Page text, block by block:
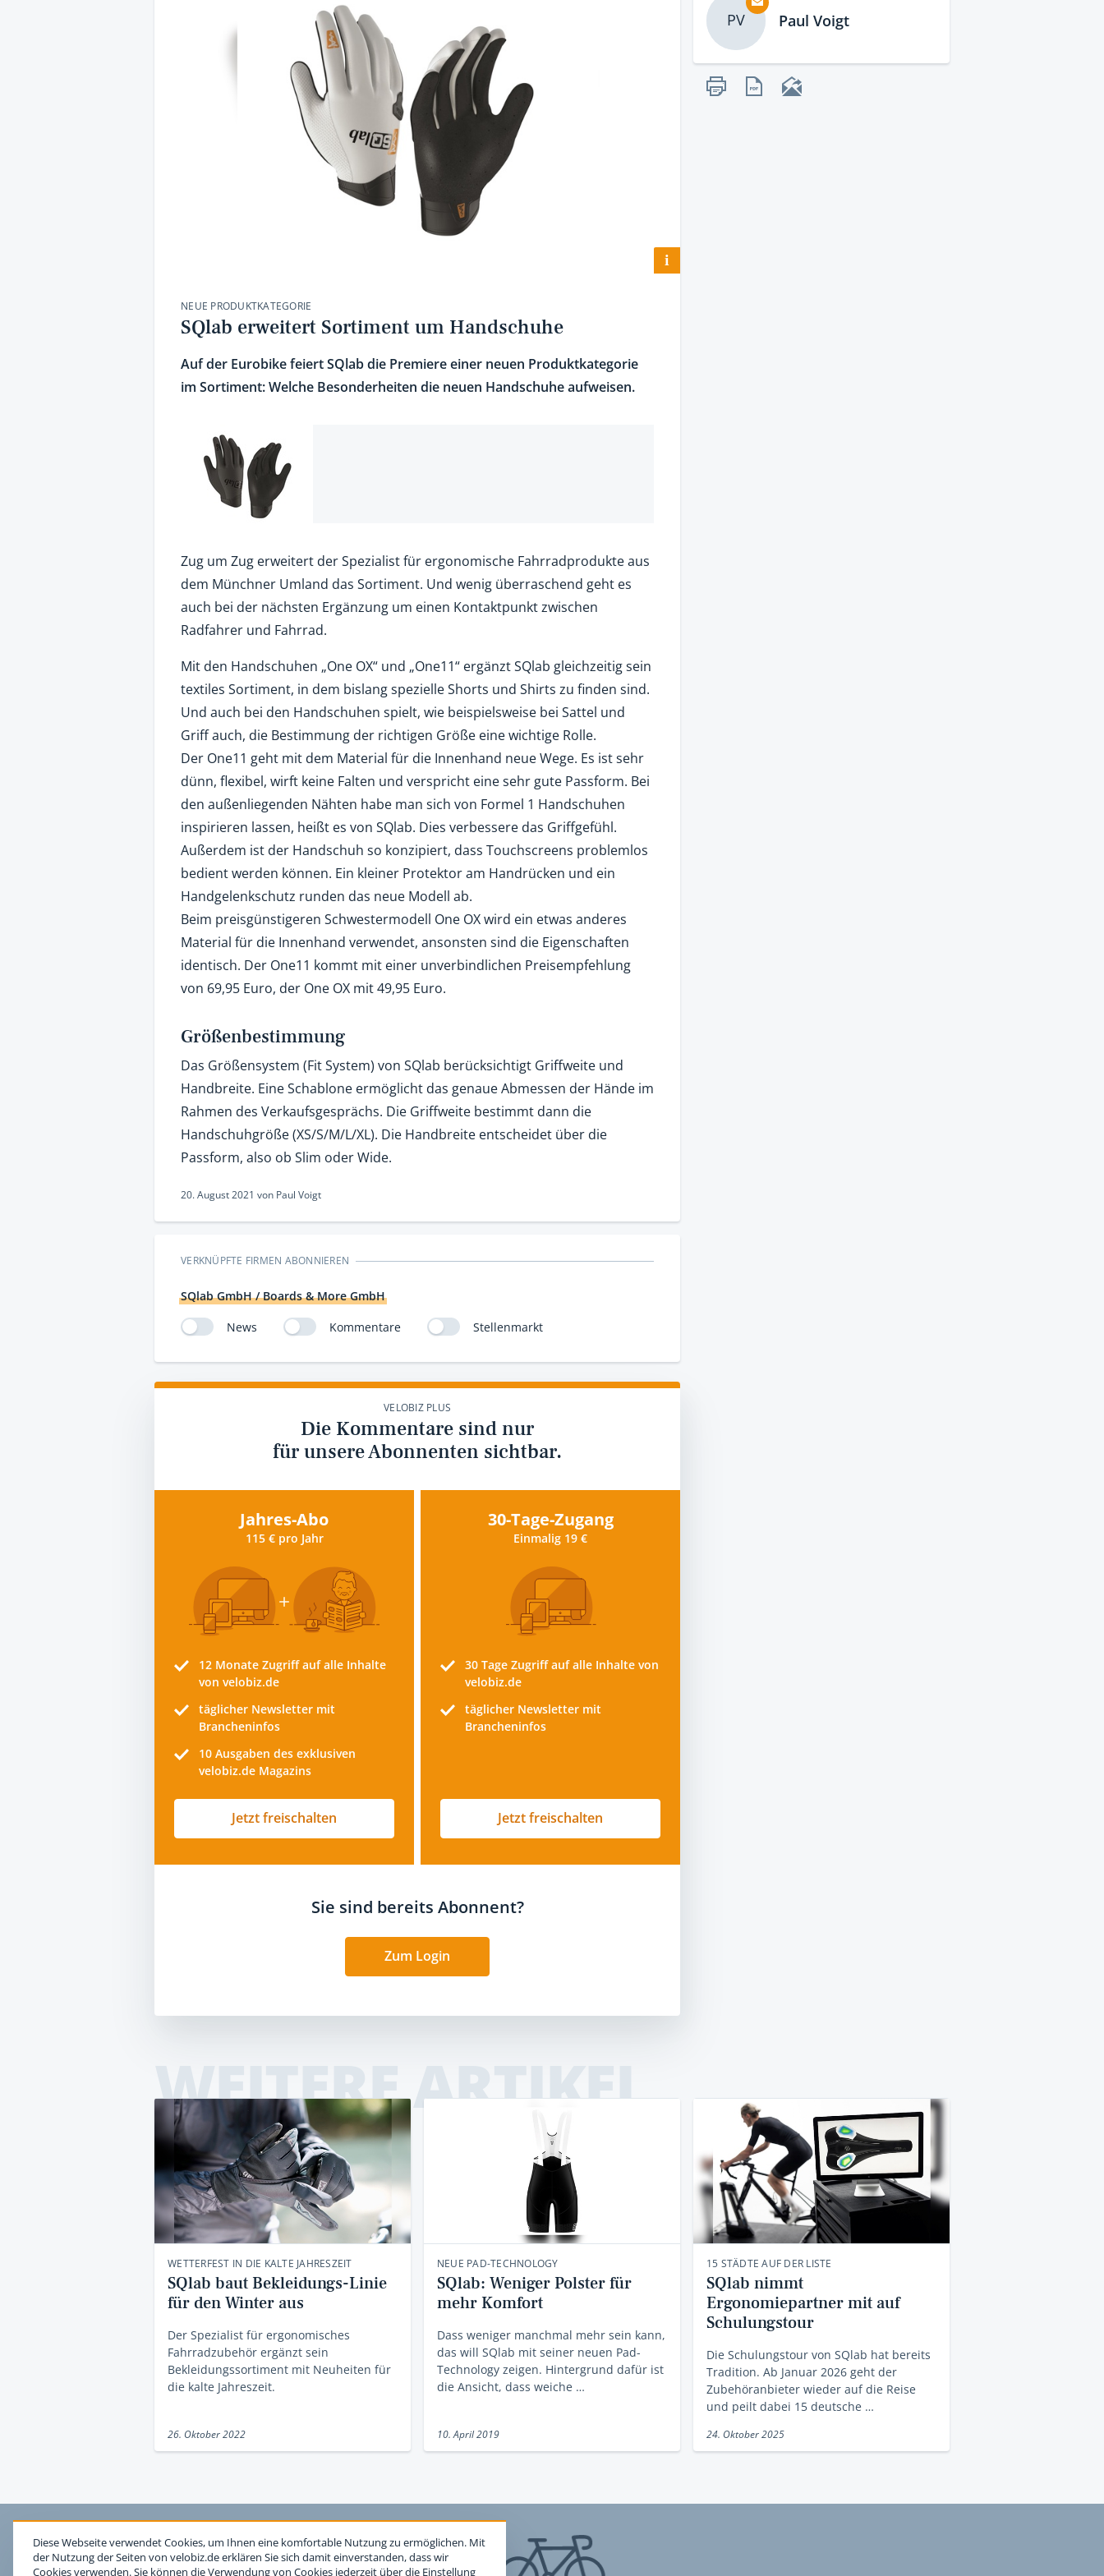
i
NEUE PRODUKTKATEGORIE
SQlab erweitert Sortiment um Handschuhe
Auf der Eurobike feiert SQlab die Premiere einer neuen Produktkategorie
im Sortiment: Welche Besonderheiten die neuen Handschuhe aufweisen.
Zug um Zug erweitert der Spezialist für ergonomische Fahrradprodukte aus
dem Münchner Umland das Sortiment. Und wenig überraschend geht es
auch bei der nächsten Ergänzung um einen Kontaktpunkt zwischen
Radfahrer und Fahrrad.
Mit den Handschuhen „One OX“ und „One11“ ergänzt SQlab gleichzeitig sein
textiles Sortiment, in dem bislang spezielle Shorts und Shirts zu finden sind.
Und auch bei den Handschuhen spielt, wie beispielsweise bei Sattel und
Griff auch, die Bestimmung der richtigen Größe eine wichtige Rolle.
Der One11 geht mit dem Material für die Innenhand neue Wege. Es ist sehr
dünn, flexibel, wirft keine Falten und verspricht eine sehr gute Passform. Bei
den außenliegenden Nähten habe man sich von Formel 1 Handschuhen
inspirieren lassen, heißt es von SQlab. Dies verbessere das Griffgefühl.
Außerdem ist der Handschuh so konzipiert, dass Touchscreens problemlos
bedient werden können. Ein kleiner Protektor am Handrücken und ein
Handgelenkschutz runden das neue Modell ab.
Beim preisgünstigeren Schwestermodell One OX wird ein etwas anderes
Material für die Innenhand verwendet, ansonsten sind die Eigenschaften
identisch. Der One11 kommt mit einer unverbindlichen Preisempfehlung
von 69,95 Euro, der One OX mit 49,95 Euro.
Größenbestimmung
Das Größensystem (Fit System) von SQlab berücksichtigt Griffweite und
Handbreite. Eine Schablone ermöglicht das genaue Abmessen der Hände im
Rahmen des Verkaufsgesprächs. Die Griffweite bestimmt dann die
Handschuhgröße (XS/S/M/L/XL). Die Handbreite entscheidet über die
Passform, also ob Slim oder Wide.
20. August 2021 von Paul Voigt
VERKNÜPFTE FIRMEN ABONNIEREN
SQlab GmbH / Boards & More GmbH
News
Kommentare Stellenmarkt
VELOBIZ PLUS
Die Kommentare sind nur
für unsere Abonnenten sichtbar.
Jahres-Abo
115 € pro Jahr
12 Monate Zugriff auf alle Inhalte
von velobiz.de
täglicher Newsletter mit
Brancheninfos
10 Ausgaben des exklusiven
velobiz.de Magazins
Jetzt freischalten
30-Tage-Zugang
Einmalig 19 €
30 Tage Zugriff auf alle Inhalte von
velobiz.de
täglicher Newsletter mit
Brancheninfos
Jetzt freischalten
Sie sind bereits Abonnent?
Zum Login
PV Paul Voigt
WEITERE ARTIKEL
WETTERFEST IN DIE KALTE JAHRESZEIT
SQlab baut Bekleidungs-Linie
für den Winter aus
Der Spezialist für ergonomisches
Fahrradzubehör ergänzt sein
Bekleidungssortiment mit Neuheiten für
die kalte Jahreszeit.
26. Oktober 2022
NEUE PAD-TECHNOLOGY
SQlab: Weniger Polster für
mehr Komfort
Dass weniger manchmal mehr sein kann,
das will SQlab mit seiner neuen Pad-
Technology zeigen. Hintergrund dafür ist
die Ansicht, dass weiche …
10. April 2019
15 STÄDTE AUF DER LISTE
SQlab nimmt
Ergonomiepartner mit auf
Schulungstour
Die Schulungstour von SQlab hat bereits
Tradition. Ab Januar 2026 geht der
Zubehöranbieter wieder auf die Reise
und peilt dabei 15 deutsche …
24. Oktober 2025
Diese Webseite verwendet Cookies, um Ihnen eine komfortable Nutzung zu ermöglichen. Mit
der Nutzung der Seiten von velobiz.de erklären Sie sich damit einverstanden, dass wir
Cookies verwenden. Sie können die Verwendung von Cookies jederzeit über die Einstellung